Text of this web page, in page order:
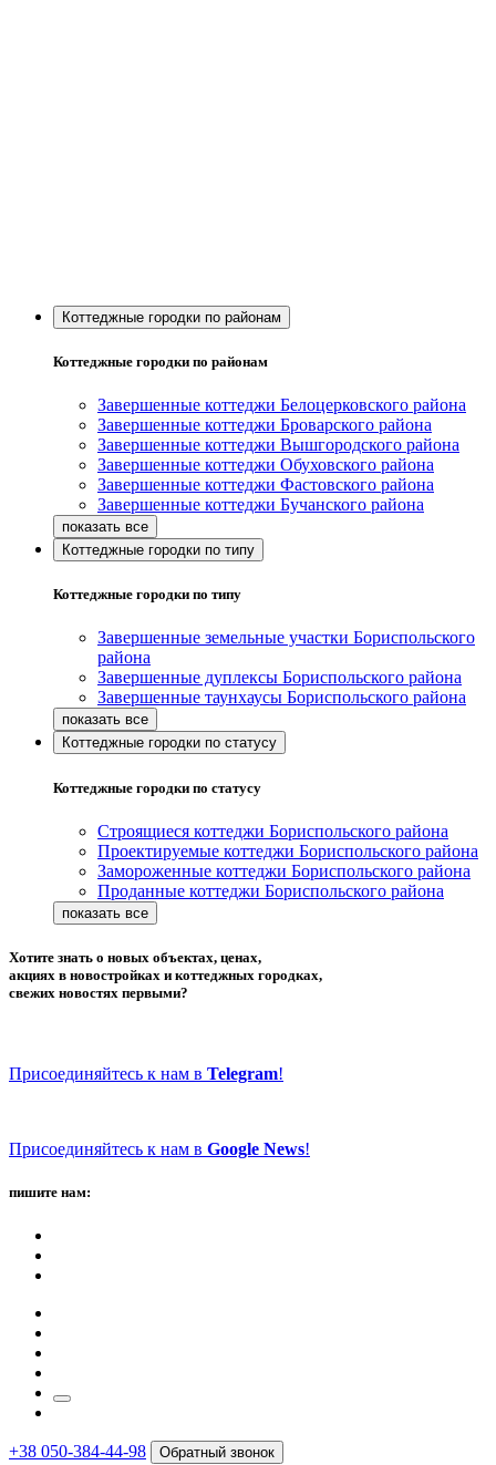
Коттеджные городки по районам
Коттеджные городки по районам
Завершенные коттеджи Белоцерковского района
Завершенные коттеджи Броварского района
Завершенные коттеджи Вышгородского района
Завершенные коттеджи Обуховского района
Завершенные коттеджи Фастовского района
Завершенные коттеджи Бучанского района
Коттеджные городки по типу
Коттеджные городки по типу
Завершенные земельные участки Бориспольского
района
Завершенные дуплексы Бориспольского района
Завершенные таунхаусы Бориспольского района
Коттеджные городки по статусу
Коттеджные городки по статусу
Строящиеся коттеджи Бориспольского района
Проектируемые коттеджи Бориспольского района
Замороженные коттеджи Бориспольского района
Проданные коттеджи Бориспольского района
Хотите знать о новых объектах, ценах,
акциях в новостройках и коттеджных городках,
свежих новостях первыми?
Присоединяйтесь к нам в Telegram!
Присоединяйтесь к нам в Google News!
пишите нам:
+38 050-384-44-98 Обратный звонок